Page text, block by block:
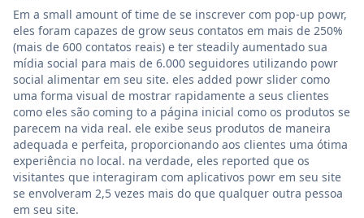
Em a small amount of time de se inscrever com pop-up powr,
eles foram capazes de grow seus contatos em mais de 250%
(mais de 600 contatos reais) e ter steadily aumentado sua
mídia social para mais de 6.000 seguidores utilizando powr
social alimentar em seu site. eles added powr slider como
uma forma visual de mostrar rapidamente a seus clientes
como eles são coming to a página inicial como os produtos se
parecem na vida real. ele exibe seus produtos de maneira
adequada e perfeita, proporcionando aos clientes uma ótima
experiência no local. na verdade, eles reported que os
visitantes que interagiram com aplicativos powr em seu site
se envolveram 2,5 vezes mais do que qualquer outra pessoa
em seu site.